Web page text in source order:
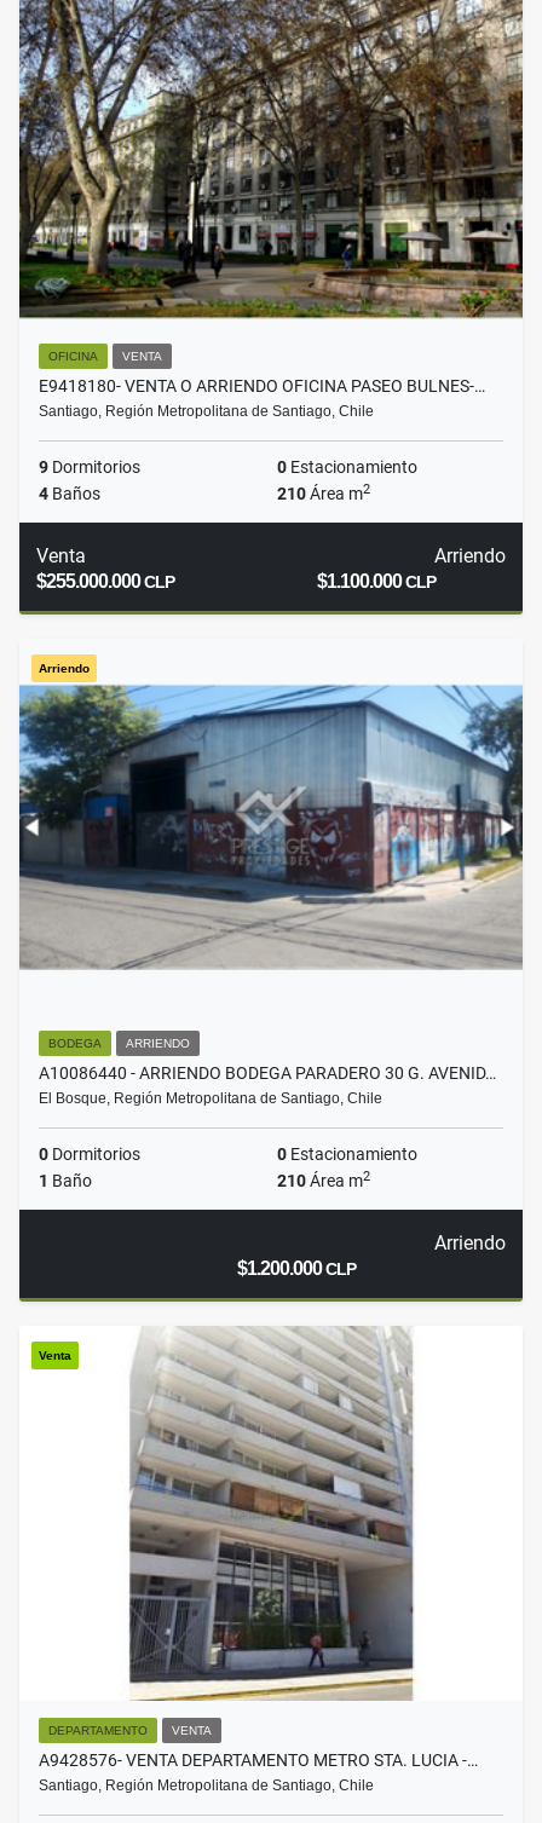
OFICINA VENTA
E9418180- VENTA O ARRIENDO OFICINA PASEO BULNES-…
Santiago, Región Metropolitana de Santiago, Chile
9 Dormitorios 0 Estacionamiento
4 Baños 210Área m2
Venta
$255.000.000CLP
Arriendo
$1.100.000CLP
Arriendo
BODEGA ARRIENDO
A10086440 - ARRIENDO BODEGA PARADERO 30 G. AVENID…
El Bosque, Región Metropolitana de Santiago, Chile
0 Dormitorios 0 Estacionamiento
1 Baño 210Área m2
Arriendo
$1.200.000CLP
Venta
DEPARTAMENTO VENTA
A9428576- VENTA DEPARTAMENTO METRO STA. LUCIA -…
Santiago, Región Metropolitana de Santiago, Chile